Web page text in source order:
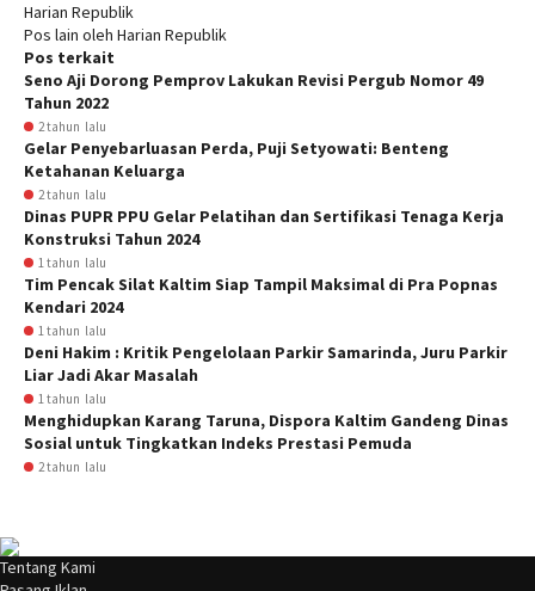
Harian Republik
Pos lain oleh Harian Republik
Pos terkait
Seno Aji Dorong Pemprov Lakukan Revisi Pergub Nomor 49
Tahun 2022
2 tahun lalu
Gelar Penyebarluasan Perda, Puji Setyowati: Benteng
Ketahanan Keluarga
2 tahun lalu
Dinas PUPR PPU Gelar Pelatihan dan Sertifikasi Tenaga Kerja
Konstruksi Tahun 2024
1 tahun lalu
Tim Pencak Silat Kaltim Siap Tampil Maksimal di Pra Popnas
Kendari 2024
1 tahun lalu
Deni Hakim : Kritik Pengelolaan Parkir Samarinda, Juru Parkir
Liar Jadi Akar Masalah
1 tahun lalu
Menghidupkan Karang Taruna, Dispora Kaltim Gandeng Dinas
Sosial untuk Tingkatkan Indeks Prestasi Pemuda
2 tahun lalu
Tentang Kami